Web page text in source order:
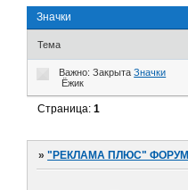
Значки
Тема
Важно: ЗакрытаЗначки
Ёжик
Страница:1
»"РЕКЛАМА ПЛЮС" ФОРУМ